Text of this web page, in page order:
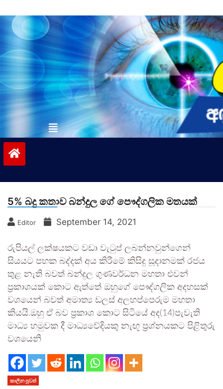
to
contentvinivida.lk
5% බදු කතාව බන්දුල ගේ පෞද්ගලික මතයක්
Editor September 14, 2021
රුපියල් ලක්ෂයකට වඩා වැටුප් ලබන්නවුන්ගෙන්
සියයට පහක බද්දක් අය කිරීමේ කිසිදු සූදානමක් රජය
තුළ නැති බවත් බන්දුල ගුණවර්ධන මහතා එවන්
ප්‍රකාශයක් කොට ඇත්තේ ඔහුගේ පෞද්ගලික අදහසක්
වශයෙන් බවත් අමාත්‍ය ඩලස් අලහප්පෙරුම මහතා
කියයි.ඔහු ඒ බව ප්‍රකාශ කොට සිටියේ අද(14)පැවැති
මාධ්‍ය හමුවක දී මාධ්‍යවේදියකු නැඟූ ප්‍රශ්නයකට පිළිතුරු
වශයෙනි
කාලීන පුවත්